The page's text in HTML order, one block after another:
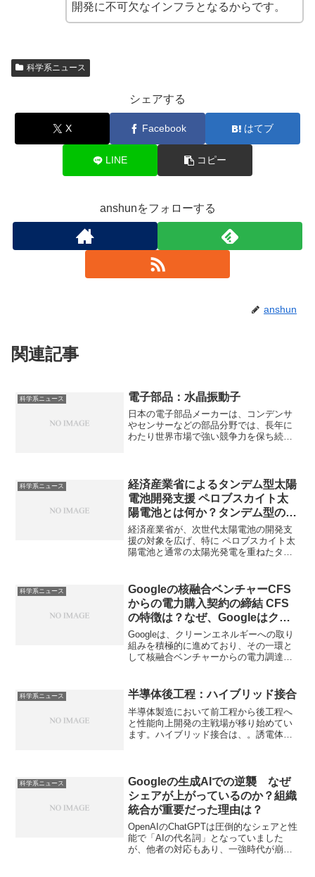
開発に不可欠なインフラとなるからです。
科学系ニュース
シェアする
X Facebook はてブ
LINE コピー
anshunをフォローする
anshun
関連記事
科学系ニュース 電子部品：水晶振動子
日本の電子部品メーカーは、コンデンサ
やセンサーなどの部品分野では、長年に
わたり世界市場で強い競争力を保ち続け
込むことで、正確な時間や周波数の基準
信号を作り出す役割を担います。水晶振
動子の仕組みや圧電効果、クロック信号
について知ることができます。
科学系ニュース
経済産業省によるタンデム型太陽
電池開発支援 ペロブスカイト太
陽電池とは何か？タンデム型のメ
リットと課題は何か？
経済産業省が、次世代太陽電池の開発支
援の対象を広げ、特に ペロブスカイト太
陽電池と通常の太陽光発電を重ねたタン
ム型するメリットや課題を知ることがで
きます。
科学系ニュース
Googleの核融合ベンチャーCFS
からの電力購入契約の締結 CFS
の特徴は？なぜ、Googleはクリ
ーンエネルギーへの取り組みに積
極的なのか？
Googleは、クリーンエネルギーへの取り
組みを積極的に進めており、その一環と
して核融合ベンチャーからの電力調達に
合発電の商業化に向けた大きな一歩であ
り、この分野の技術革新を加速させる可
能性を秘めています。CFSの特徴や
Googleが積極的に取り組む理由を知るこ
とができます。
科学系ニュース 半導体後工程：ハイブリッド接合
半導体製造において前工程から後工程へ
と性能向上開発の主戦場が移り始めてい
ます。ハイブリッド接合は、。誘電体層
か知ることができます。
科学系ニュース
Googleの生成AIでの逆襲 なぜ
シェアが上がっているのか？組織
統合が重要だった理由は？
OpenAIのChatGPTは圧倒的なシェアと性
能で「AIの代名詞」となっていました
が、他者の対応もあり、一強時代が崩れ